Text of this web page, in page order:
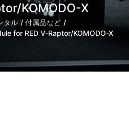
KOMODO-X
タル
付属品など
for RED V-Raptor/KOMODO-X